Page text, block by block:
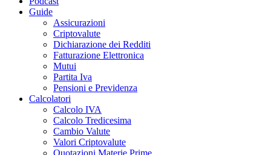
Guide
Assicurazioni
Criptovalute
Dichiarazione dei Redditi
Fatturazione Elettronica
Mutui
Partita Iva
Pensioni e Previdenza
Calcolatori
Calcolo IVA
Calcolo Tredicesima
Cambio Valute
Valori Criptovalute
Quotazioni Materie Prime